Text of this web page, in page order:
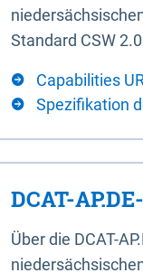
Standard CSW
Capabilities
Spezifikation
DCAT-
Über die DCAT-